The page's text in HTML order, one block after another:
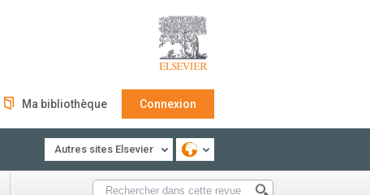
Ma bibliothèque Connexion
Autres sites Elsevier